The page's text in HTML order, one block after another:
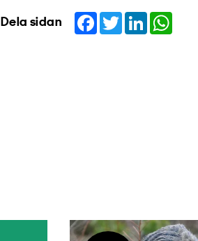
Dela sidan Facebook
TwitterLinkedIn